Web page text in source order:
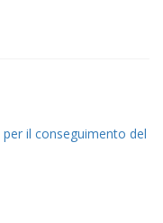
il conseguimento del